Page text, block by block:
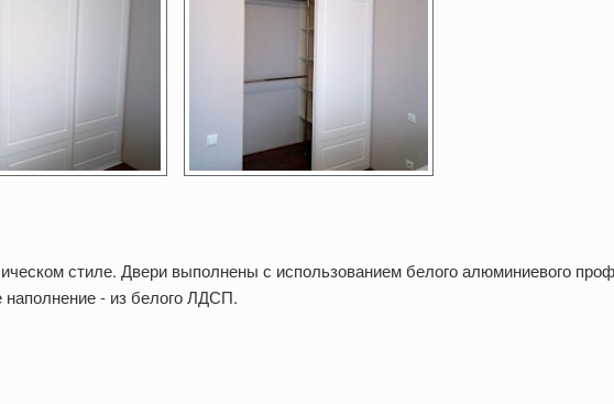
стиле. Двери выполнены с использованием белого алюминиевого
- из белого ЛДСП.